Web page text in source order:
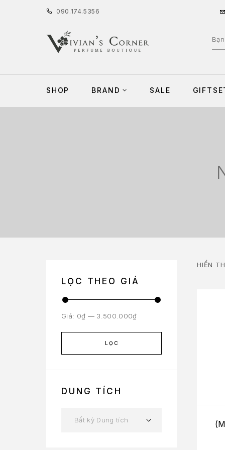
090 .174.5356
SHOP BRAND SALE
LỌC THEO GIÁ
LỌC
Giá: 0₫ — 3.500.000₫
DUNG TÍCH
Bất kỳ Dung tích
HIỂN